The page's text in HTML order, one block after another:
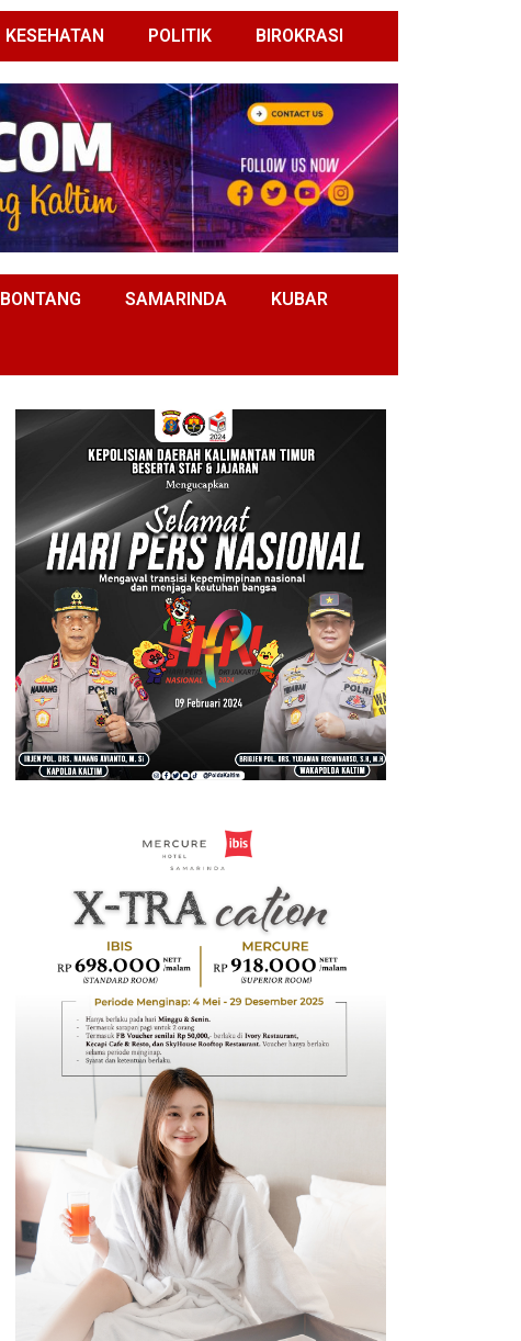
KESEHATAN POLITIK BIROKRASI
BONTANG SAMARINDA KUBAR